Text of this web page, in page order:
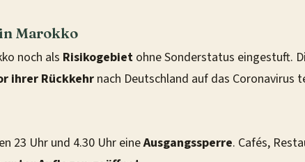
Marokko
noch als Risikogebiet ohne Sonderstatus eingestuft.
ihrer Rückkehr nach Deutschland auf das Coronavirus
23 Uhr und 4.30 Uhr eineAusgangssperre. Cafés,